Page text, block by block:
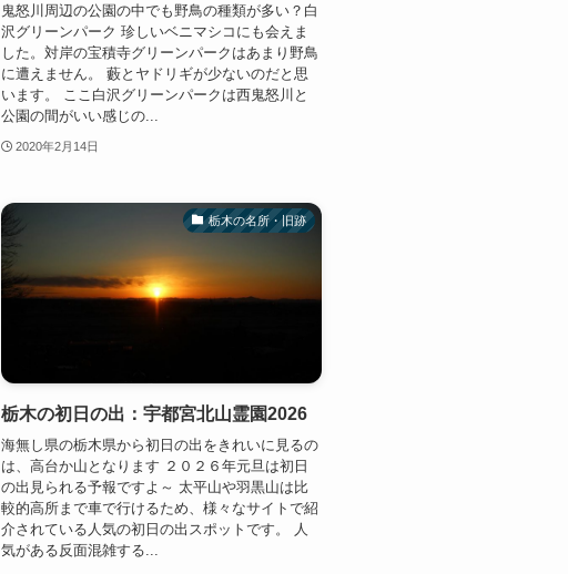
鬼怒川周辺の公園の中でも野鳥の種類が多い？白
沢グリーンパーク 珍しいベニマシコにも会えま
した。対岸の宝積寺グリーンパークはあまり野鳥
に遭えません。 藪とヤドリギが少ないのだと思
います。 ここ白沢グリーンパークは西鬼怒川と
公園の間がいい感じの...
2020年2月14日
栃木の名所・旧跡
栃木の初日の出：宇都宮北山霊園2026
海無し県の栃木県から初日の出をきれいに見るの
は、高台か山となります ２０２６年元旦は初日
の出見られる予報ですよ～ 太平山や羽黒山は比
較的高所まで車で行けるため、様々なサイトで紹
介されている人気の初日の出スポットです。 人
気がある反面混雑する...